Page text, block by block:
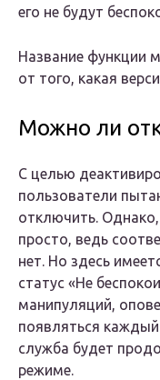
его не будут
Название функции
от того, какая
Можно ли
С целью
пользователи
отключить. Однако,
просто, ведь
нет. Но здесь
статус «Не
манипуляций,
появляться
служба будет
режиме.